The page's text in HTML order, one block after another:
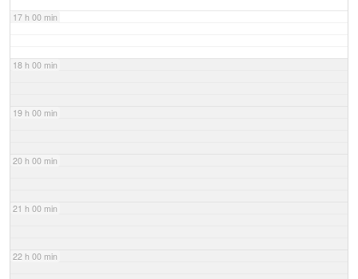
17 h 00 min
18 h 00 min
19 h 00 min
20 h 00 min
21 h 00 min
22 h 00 min